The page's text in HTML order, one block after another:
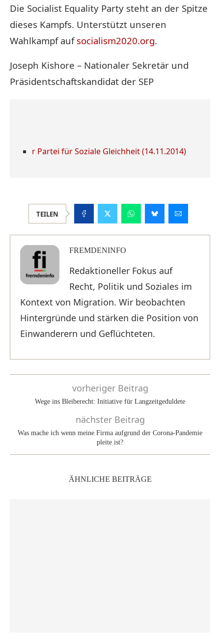
Die Socialist Equality Party steht an der Spitze
dieses Kampfs. Unterstützt unseren
Wahlkampf auf socialism2020.org.
Joseph Kishore – Nationaler Sekretär und
Präsidentschaftskandidat der SEP
r Partei für Soziale Gleichheit (14.11.2014)
TEILEN
FREMDENINFO
Redaktioneller Fokus auf
Recht, Politik und Soziales im
Kontext von Migration. Wir beobachten
Hintergründe und stärken die Position von
Einwanderern und Geflüchteten.
vorheriger Beitrag
Wege ins Bleiberecht: Initiative für Langzeitgeduldete
nächster Beitrag
Was mache ich wenn meine Firma aufgrund der Corona-Pandemie
pleite ist?
ÄHNLICHE BEITRÄGE